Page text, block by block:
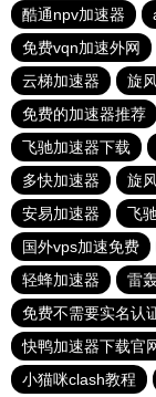
酷通npv加速器
免费vqn加速外网
云梯加速器
旋
免费的加速器推荐
飞驰加速器下载
多快加速器
旋
安易加速器
飞
国外vps加速免费
轻蜂加速器
雷
免费不需要实名认
快鸭加速器下载官
小猫咪clash教程